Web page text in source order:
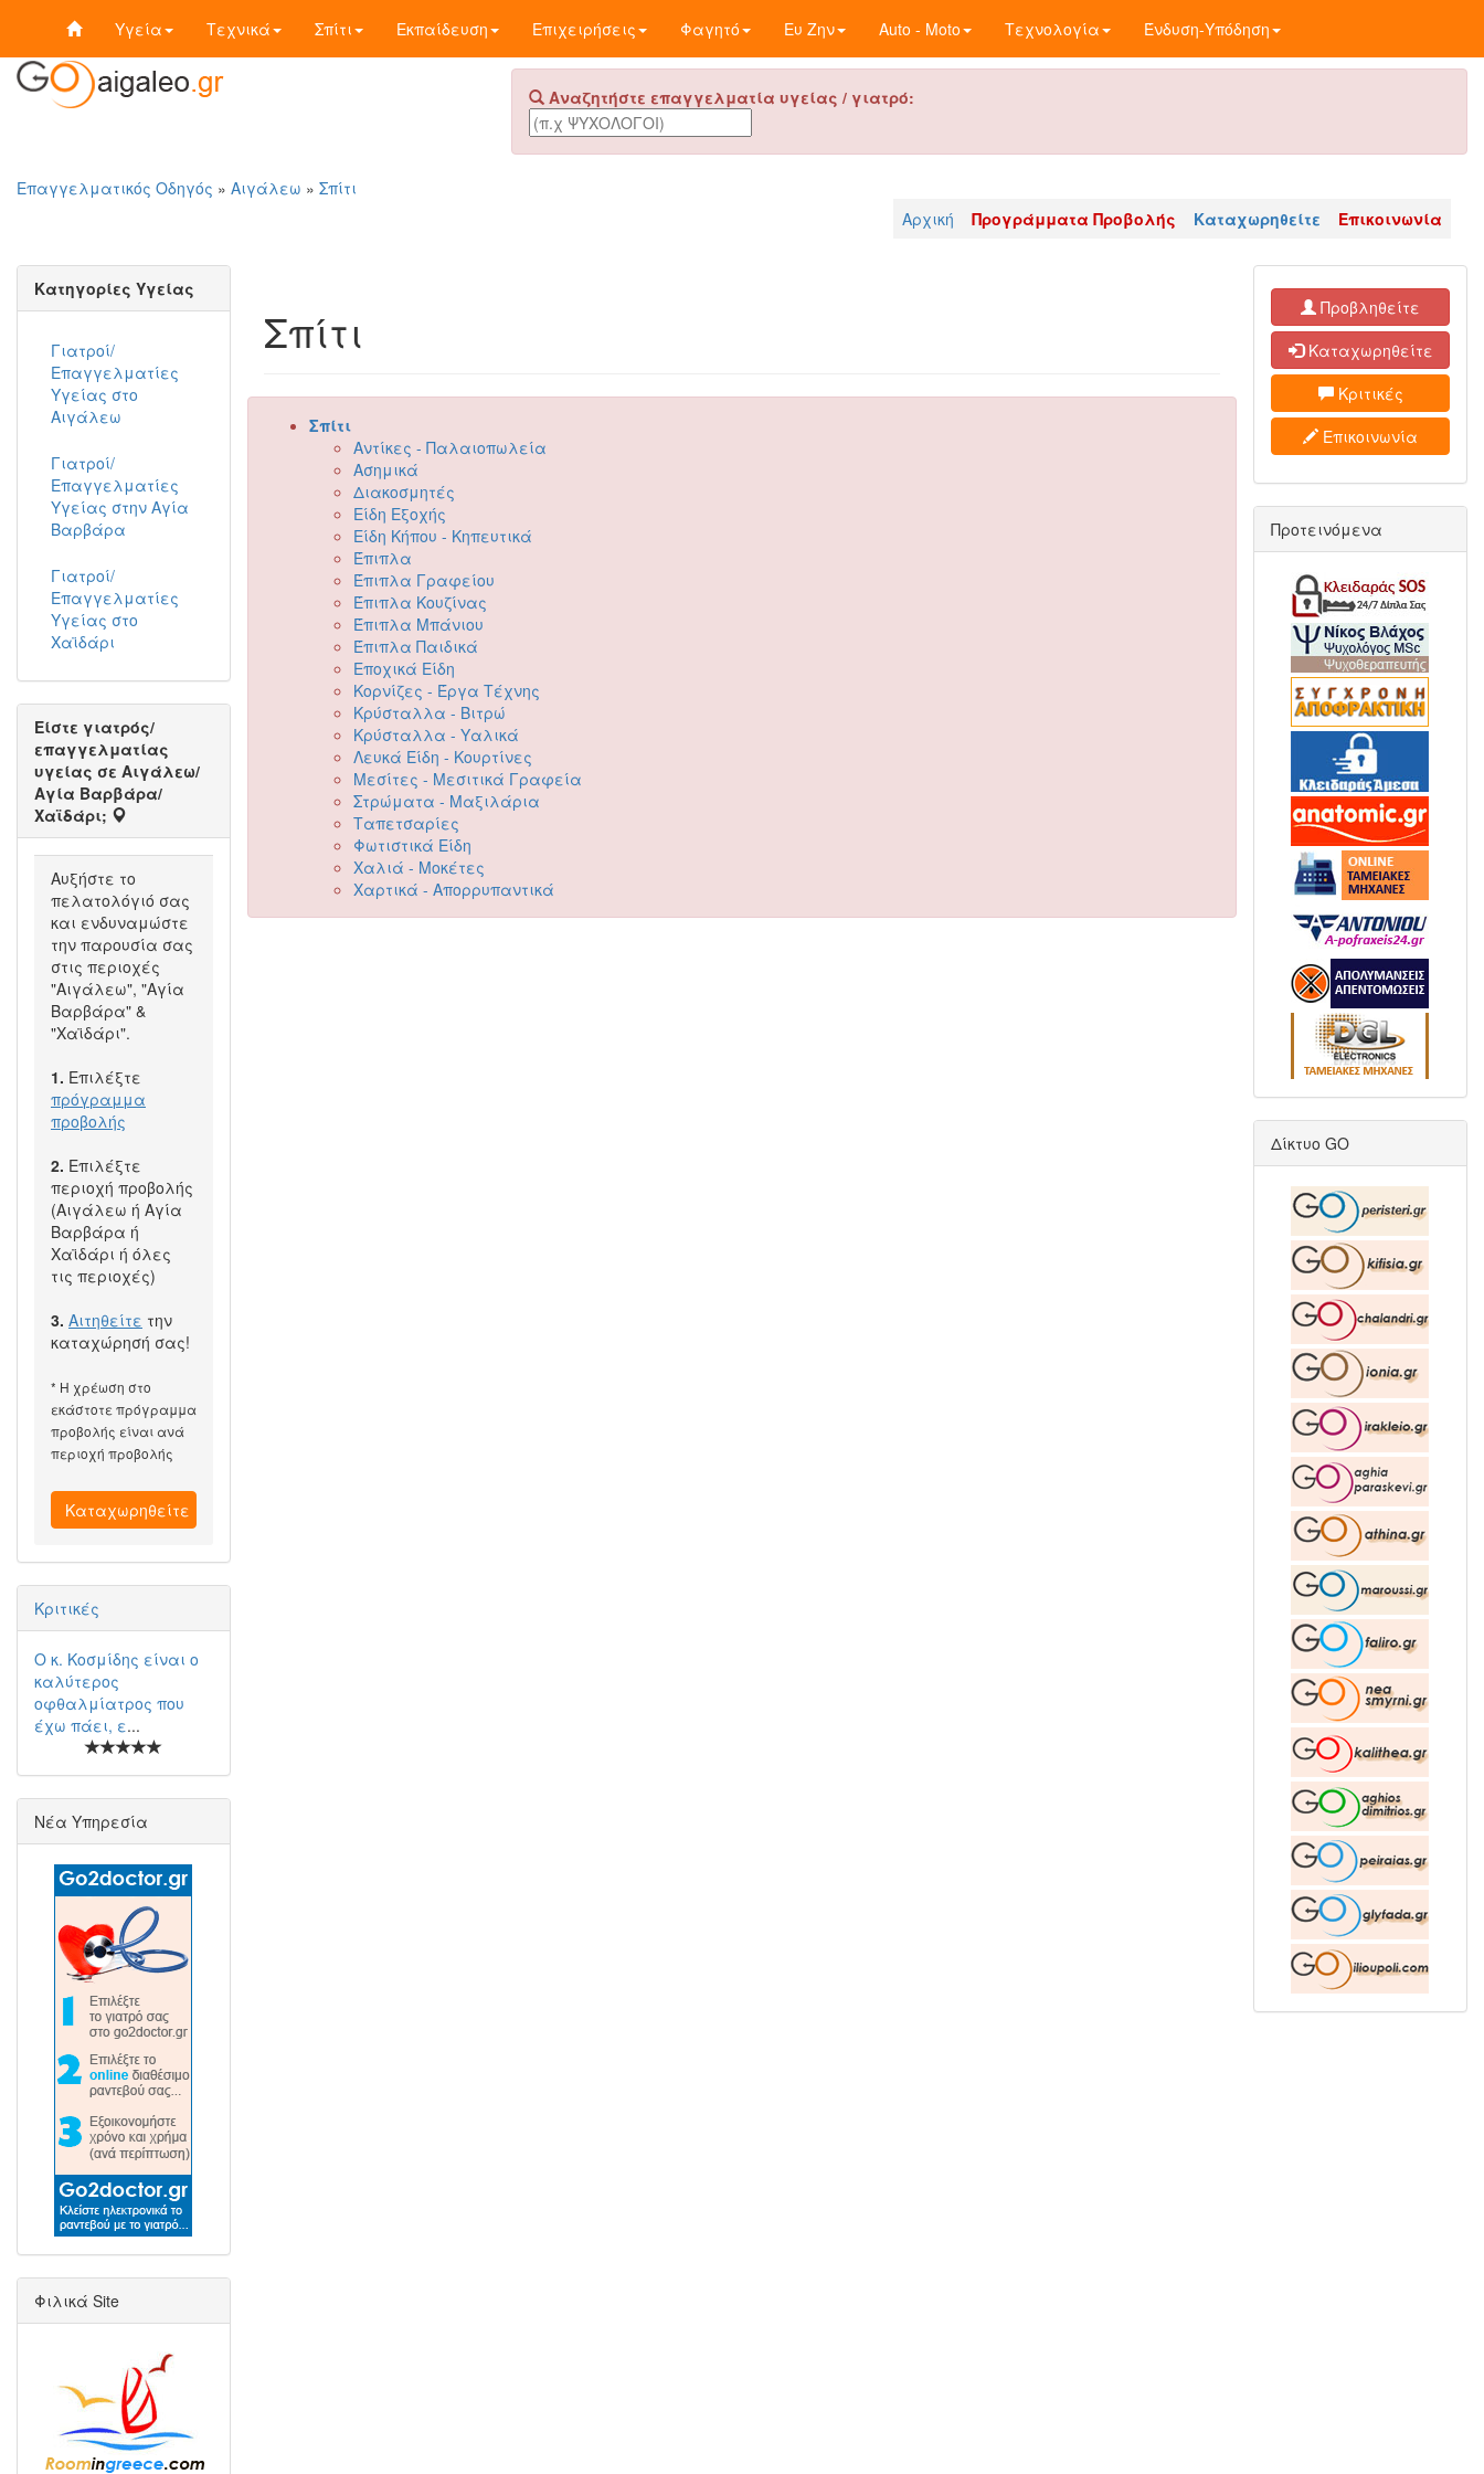
Υγεία Τεχνικά Σπίτι Εκπαίδευση Επιχειρήσεις Φαγητό Ευ Ζην Auto - Moto Τεχνολογία Ένδυση-Υπόδηση
Αναζητήστε επαγγελματία υγείας / γιατρό:
Επαγγελματικός Οδηγός » Αιγάλεω » Σπίτι
Αρχική
Προγράμματα Προβολής Καταχωρηθείτε Επικοινωνία
Σπίτι
Σπίτι
Αντίκες - Παλαιοπωλεία
Ασημικά
Διακοσμητές
Είδη Εξοχής
Είδη Κήπου - Κηπευτικά
Έπιπλα
Έπιπλα Γραφείου
Έπιπλα Κουζίνας
Έπιπλα Μπάνιου
Έπιπλα Παιδικά
Εποχικά Είδη
Κορνίζες - Έργα Τέχνης
Κρύσταλλα - Βιτρώ
Κρύσταλλα - Υαλικά
Λευκά Είδη - Κουρτίνες
Μεσίτες - Μεσιτικά Γραφεία
Στρώματα - Μαξιλάρια
Ταπετσαρίες
Φωτιστικά Είδη
Χαλιά - Μοκέτες
Χαρτικά - Απορρυπαντικά
Κατηγορίες Υγείας
Γιατροί/
Επαγγελματίες
Υγείας στο
Αιγάλεω
Γιατροί/
Επαγγελματίες
Υγείας στην Αγία
Βαρβάρα
Γιατροί/
Επαγγελματίες
Υγείας στο
Χαϊδάρι
Είστε γιατρός/
επαγγελματίας
υγείας σε Αιγάλεω/
Αγία Βαρβάρα/
Χαϊδάρι;
Αυξήστε το
πελατολόγιό σας
και ενδυναμώστε
την παρουσία σας
στις περιοχές
"Αιγάλεω", "Αγία
Βαρβάρα" &
"Χαϊδάρι".
1. Επιλέξτε
πρόγραμμα
προβολής
2. Επιλέξτε
περιοχή προβολής
(Αιγάλεω ή Αγία
Βαρβάρα ή
Χαϊδάρι ή όλες
τις περιοχές)
3. Αιτηθείτε την
καταχώρησή σας!
* Η χρέωση στο
εκάστοτε πρόγραμμα
προβολής είναι ανά
περιοχή προβολής
Καταχωρηθείτε
Κριτικές
Ο κ. Κοσμίδης είναι ο
καλύτερος
οφθαλμίατρος που
έχω πάει, ε...
Νέα Υπηρεσία
Φιλικά Site
Προβληθείτε
Καταχωρηθείτε
Κριτικές
Επικοινωνία
Προτεινόμενα
Δίκτυο GO